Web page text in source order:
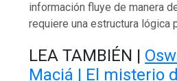
información fluye de manera
requiere una estructura lógica
LEA TAMBIÉN |
Maciá | El misterio